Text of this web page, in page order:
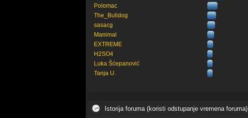
Polomac
The_Bulldog
sasacg
Manimal
EXTREME
H2SO4
Luka Šćepanović
Tanja U.
Istorija foruma (koristi odstupanje vremena foruma)